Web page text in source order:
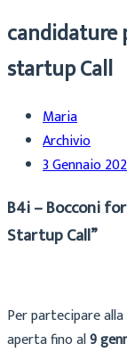
candidature
startup Call
Maria
Archivio
3 Gennaio
B4i – Bocconi
Startup Call”
Per partecipare alla
aperta fino al9